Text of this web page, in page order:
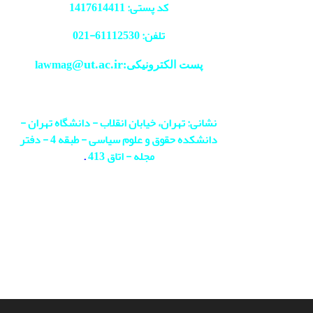
کد پستی: 1417614411
تلفن: 61112530-
021
پست الکترونیکی:lawmag@ut.ac.ir
نشانی: تهران، خیابان انقلاب - دانشگاه تهران -
دانشکده حقوق و علوم سیاسی - طبقه 4 - دفتر
مجله - اتاق 413
.